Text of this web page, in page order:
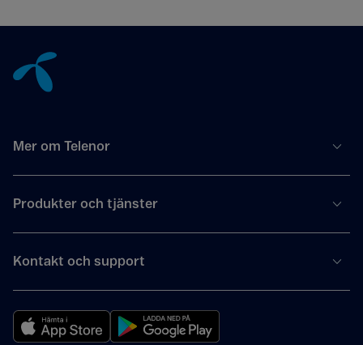
Mer om Telenor
Produkter och tjänster
Kontakt och support